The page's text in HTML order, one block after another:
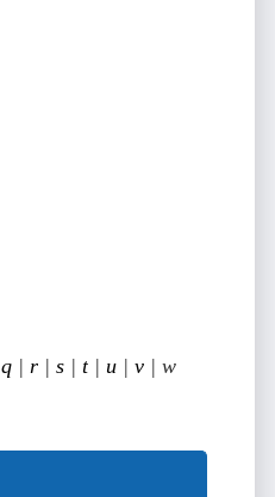
q | r | s | t | u | v | w